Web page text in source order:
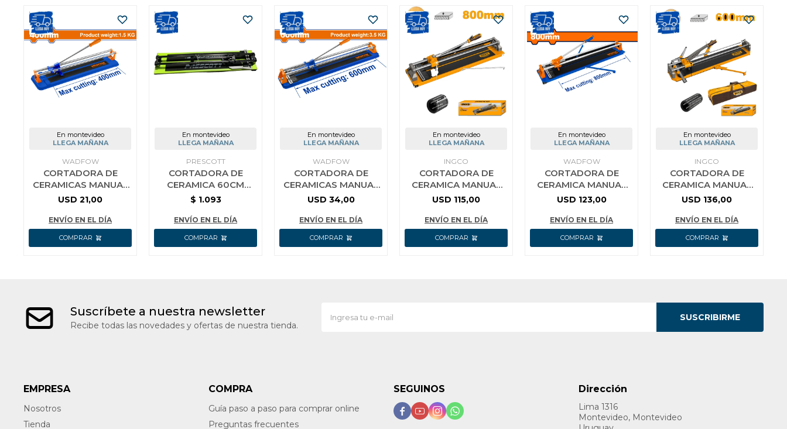
En montevideo
LLEGA MAÑANA
WADFOW
CORTADORA DE
CERAMICAS MANUAL
400 MM WADFOW
USD 21,00
ENVÍO EN EL DÍA
En montevideo
LLEGA MAÑANA
PRESCOTT
CORTADORA DE
CERAMICA 60CM
PRESCOTT
$ 1.093
ENVÍO EN EL DÍA
En montevideo
LLEGA MAÑANA
WADFOW
CORTADORA DE
CERAMICAS MANUAL
60 CM WADFOW
USD 34,00
ENVÍO EN EL DÍA
En montevideo
LLEGA MAÑANA
INGCO
CORTADORA DE
CERAMICA MANUAL
80CM 14MM INGCO -
USD 115,00
ENVÍO EN EL DÍA
En montevideo
LLEGA MAÑANA
WADFOW
CORTADORA DE
CERAMICA MANUAL
80CM WADFOW
USD 123,00
ENVÍO EN EL DÍA
En montevideo
LLEGA MAÑANA
INGCO
CORTADORA DE
CERAMICA MANUAL
600MM CON BOLSO
USD 136,00
ENVÍO EN EL DÍA
Suscríbete a nuestra newsletter
Recibe todas las novedades y ofertas de nuestra tienda.
SUSCRIBIRME
EMPRESA
Nosotros
Tienda
COMPRA
Guía paso a paso para comprar online
Preguntas frecuentes
Dirección
Lima 1316
Montevideo, Montevideo
SEGUINOS
   